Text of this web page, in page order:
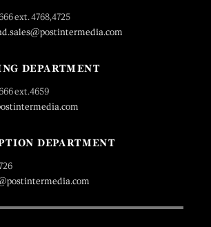
ext. 4768,4725
DEPARTMENT
ext.4659
DEPARTMENT